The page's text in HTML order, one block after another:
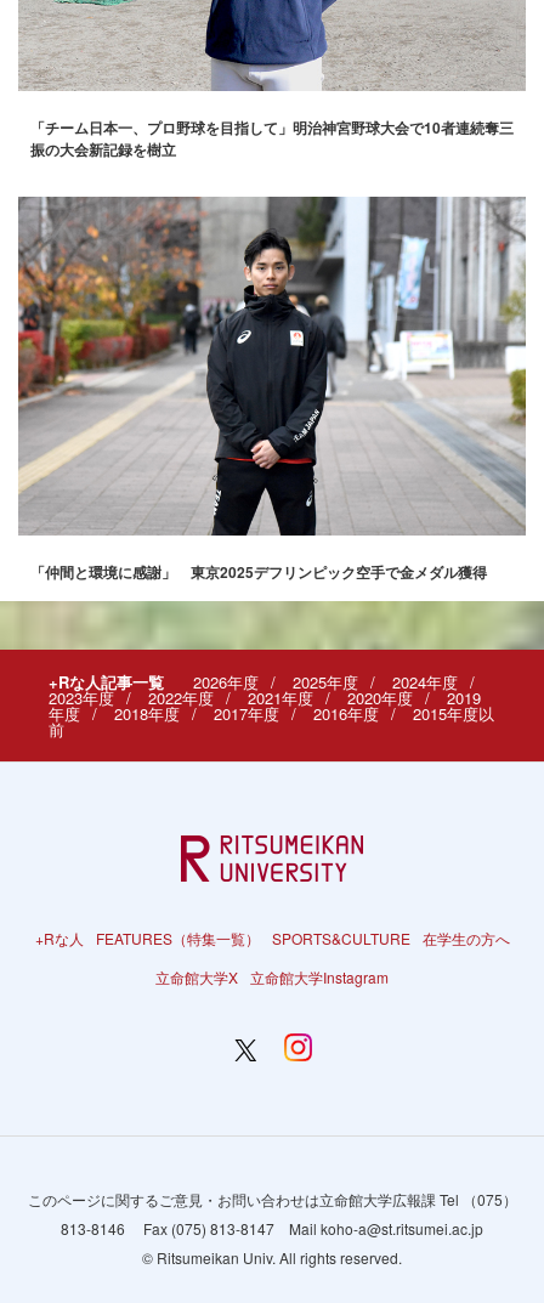
「チーム日本一、プロ野球を目指して」明治神宮野球大会で10者連続奪三
振の大会新記録を樹立
「仲間と環境に感謝」 東京2025デフリンピック空手で金メダル獲得
+Rな人記事一覧 2026年度 2025年度 2024年度
2023年度 2022年度 2021年度 2020年度 2019
年度 2018年度 2017年度 2016年度 2015年度以
前
+Rな人 FEATURES（特集一覧） SPORTS&CULTURE
在学生の方へ
立命館大学X 立命館大学Instagram
このページに関するご意見・お問い合わせは立命館大学広報課 Tel （075）
813-8146 Fax (075) 813-8147 Mail koho-a@st.ritsumei.ac.jp
© Ritsumeikan Univ. All rights reserved.